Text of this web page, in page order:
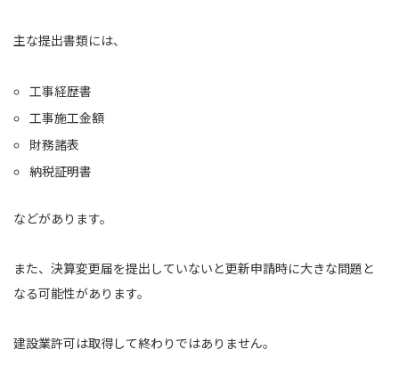
主な提出書類には、
工事経歴書
工事施工金額
財務諸表
納税証明書
などがあります。
また、決算変更届を提出していないと更新申請時に大きな問題と
なる可能性があります。
建設業許可は取得して終わりではありません。